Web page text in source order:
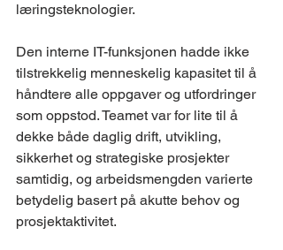
læringsteknologier.
Den interne IT-funksjonen hadde ikke
tilstrekkelig menneskelig kapasitet til å
håndtere alle oppgaver og utfordringer
som oppstod. Teamet var for lite til å
dekke både daglig drift, utvikling,
sikkerhet og strategiske prosjekter
samtidig, og arbeidsmengden varierte
betydelig basert på akutte behov og
prosjektaktivitet.